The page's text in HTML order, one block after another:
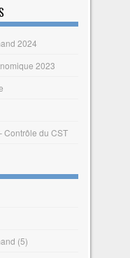
2024
2023
Contrôle du CST
(5)